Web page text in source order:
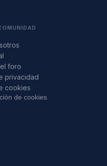
foro
privacidad
cookies
de cookies